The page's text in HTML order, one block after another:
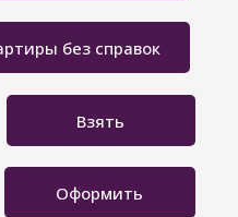
Взять
Оформить
без справок